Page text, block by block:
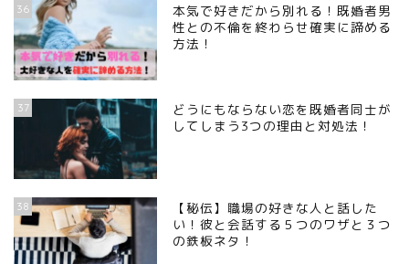
36
本気で好きだから別れる！既婚者男
性との不倫を終わらせ確実に諦める
方法！
37
どうにもならない恋を既婚者同士が
してしまう3つの理由と対処法！
38
【秘伝】職場の好きな人と話した
い！彼と会話する５つのワザと３つ
の鉄板ネタ！